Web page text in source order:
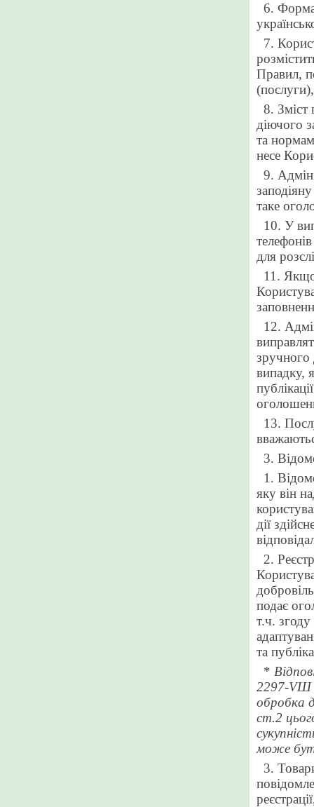
6.
7.
Правил,
8. Зміст
діючого
та нормам
несе
9.
таке
10. У
для
11.
12.
зручного
випадку,
13.
3.
1.
яку він
дії
2.
подає
т.ч. згоду
та
*
2297-VШ
обробка
ст.2
може
3.